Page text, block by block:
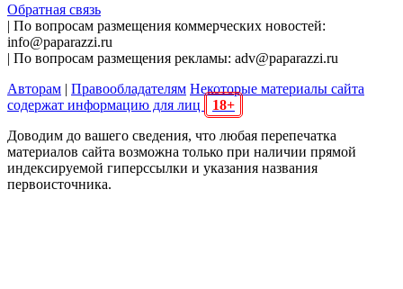
Обратная связь
| По вопросам размещения коммерческих новостей:
info@paparazzi.ru
| По вопросам размещения рекламы: adv@paparazzi.ru
Авторам | Правообладателям Некоторые материалы сайта
содержат информацию для лиц
18+
Доводим до вашего сведения, что любая перепечатка
материалов сайта возможна только при наличии прямой
индексируемой гиперссылки и указания названия
первоисточника.